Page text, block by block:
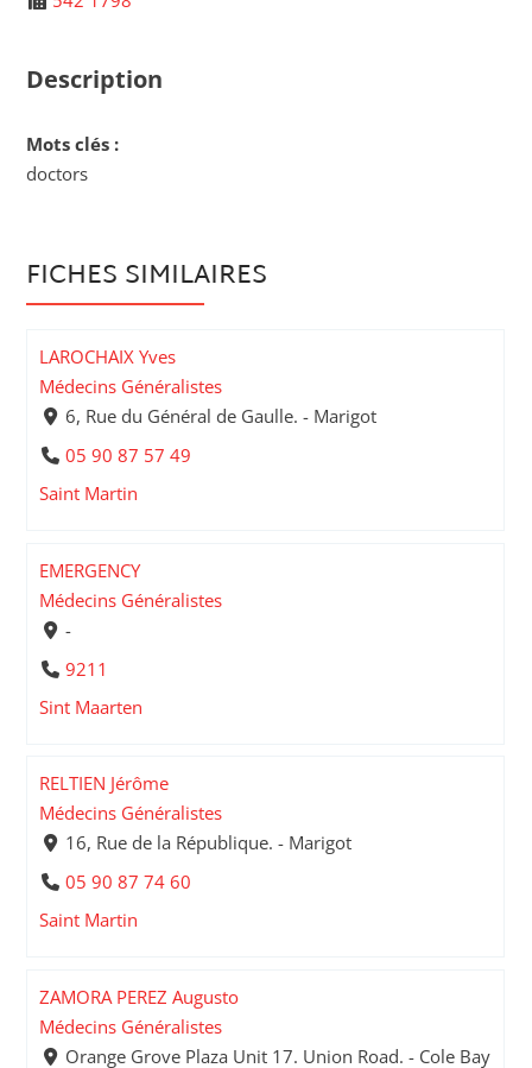
Description
Mots clés :
doctors
FICHES SIMILAIRES
LAROCHAIX Yves
Médecins Généralistes
6, Rue du Général de Gaulle. - Marigot
05 90 87 57 49
Saint Martin
EMERGENCY
Médecins Généralistes
-
9211
Sint Maarten
RELTIEN Jérôme
Médecins Généralistes
16, Rue de la République. - Marigot
05 90 87 74 60
Saint Martin
ZAMORA PEREZ Augusto
Médecins Généralistes
Orange Grove Plaza Unit 17. Union Road. - Cole Bay